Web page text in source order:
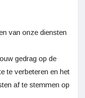
van onze diensten
gedrag op de
te verbeteren en het
af te stemmen op